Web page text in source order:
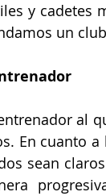
y cadetes
un
al
En cuanto
sean